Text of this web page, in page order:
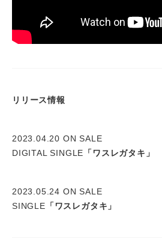
リリース情報
2023.04.20 ON SALE
DIGITAL SINGLE 「ワスレガタキ」
2023.05.24 ON SALE
SINGLE 「ワスレガタキ」